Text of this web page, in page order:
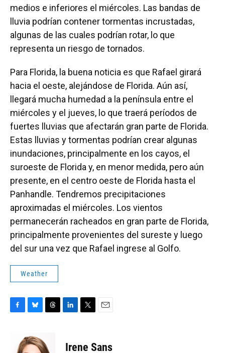
medios e inferiores el miércoles. Las bandas de
lluvia podrían contener tormentas incrustadas,
algunas de las cuales podrían rotar, lo que
representa un riesgo de tornados.
Para Florida, la buena noticia es que Rafael girará
hacia el oeste, alejándose de Florida. Aún así,
llegará mucha humedad a la península entre el
miércoles y el jueves, lo que traerá períodos de
fuertes lluvias que afectarán gran parte de Florida.
Estas lluvias y tormentas podrían crear algunas
inundaciones, principalmente en los cayos, el
suroeste de Florida y, en menor medida, pero aún
presente, en el centro oeste de Florida hasta el
Panhandle. Tendremos precipitaciones
aproximadas el miércoles. Los vientos
permanecerán racheados en gran parte de Florida,
principalmente provenientes del sureste y luego
del sur una vez que Rafael ingrese al Golfo.
Weather
u
e
e
k
t
i
Irene Sans